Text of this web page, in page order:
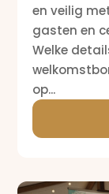
en veilig
gasten en
Welke
op...